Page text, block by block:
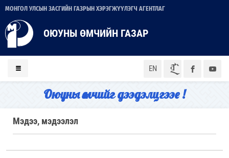
МОНГОЛ УЛСЫН ЗАСГИЙН ГАЗРЫН ХЭРЭГЖҮҮЛЭГЧ АГЕНТЛАГ
ОЮУНЫ ӨМЧИЙН ГАЗАР
EN ᠮᠣᠨ
Оюуны өмчийг дээдэлцгээе !
Мэдээ, мэдээлэл